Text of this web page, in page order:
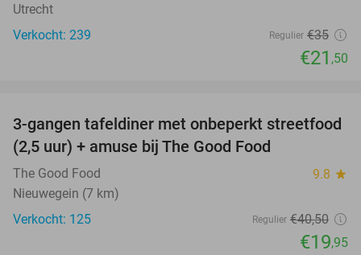
Utrecht
Verkocht: 239
Regulier €35
€21 ,50
51%
3-gangen tafeldiner met onbeperkt streetfood
(2,5 uur) + amuse bij The Good Food
The Good Food 9.8 star
Nieuwegein (7 km)
Verkocht: 125
Regulier €40,50
€19,95